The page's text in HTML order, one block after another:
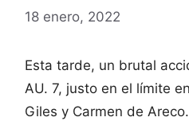
18 enero, 2022
Esta tarde, un brutal
AU. 7, justo en el límite
Giles y Carmen de